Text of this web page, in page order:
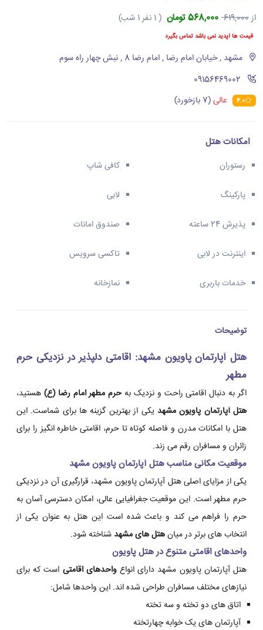
از619,000 568,000 تومان ( 1 نفر 1 شب)
قیمت ها آپدید نمی باشد تماس بگیرد
مشهد , خیابان امام رضا , امام رضا 8 , نبش چهار راه سوم
‪09156469002‬
4.0 عالی(7 بازخورد)
امکانات هتل
رستوران کافی شاپ
پارکینگ لابی
پذیرش 24 ساعته صندوق امانات
اینترنت در لابی تاکسی سرویس
خدمات باربری نمازخانه
توضیحات
هتل آپارتمان پاویون مشهد: اقامتی دلپذیر در نزدیکی حرم
مطهر
اگر به دنبال اقامتی راحت و نزدیک به حرم مطهر امام رضا (ع) هستید،
هتل آپارتمان پاویون مشهد یکی از بهترین گزینه ها برای شماست. این
هتل با امکانات مدرن و فاصله کوتاه تا حرم، اقامتی خاطره انگیز را برای
زائران و مسافران رقم می زند.
موقعیت مکانی مناسب هتل آپارتمان پاویون مشهد
یکی از مزایای اصلی هتل آپارتمان پاویون مشهد، قرارگیری آن در نزدیکی
حرم مطهر است. این موقعیت جغرافیایی عالی، امکان دسترسی آسان به
حرم را فراهم می کند و باعث شده است این هتل به عنوان یکی از
انتخاب های برتر در میانهتل های مشهدشناخته شود.
واحدهای اقامتی متنوع در هتل پاویون
هتل آپارتمان پاویون مشهد دارای انواعواحدهای اقامتی است که برای
نیازهای مختلف مسافران طراحی شده اند. این واحدها شامل:
اتاق های دو تخته و سه تخته
آپارتمان های یک خوابه چهارتخته